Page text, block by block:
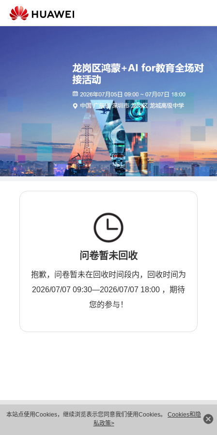
本站点使用Cookies，继续浏览表示您同意我们使用Cookies。 Cookies和隐
私政策>
问卷暂未回收
抱歉，问卷暂未在回收时间段内，回收时间为
2026/07/07 09:30—2026/07/07 18:00 ，期待
您的参与！
隐私保护
法律声明